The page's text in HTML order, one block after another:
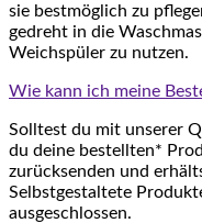
sie bestmöglich zu
gedreht in die
Weichspüler zu nutzen.
Wie kann ich meine
Solltest du mit unserer
du deine bestellten*
zurücksenden und
Selbstgestaltete
ausgeschlossen.